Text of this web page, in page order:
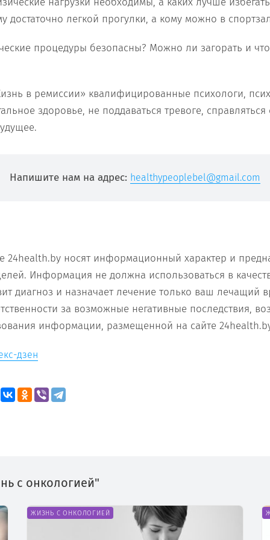
достаточно легкой прогулки, а кому можно в
процедуры безопасны? Можно ли загорать и что
в ремиссии» квалифицированные психологи,
здоровье, не поддаваться тревоге, справляться
Напишите нам на адрес: healthypeoplebel@gmail.com
24health.by носят информационный характер и
Информация не должна использоваться в
диагноз и назначает лечение только ваш лечащий
за возможные негативные последствия,
информации, размещенной на сайте
дзен
с онкологией"
ЖИЗНЬ С ОНКОЛОГИЕЙ